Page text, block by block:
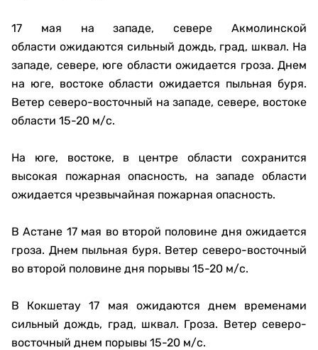
17 мая на западе, севере Акмолинской
области ожидаются сильный дождь, град, шквал. На
западе, севере, юге области ожидается гроза. Днем
на юге, востоке области ожидается пыльная буря.
Ветер северо-восточный на западе, севере, востоке
области 15-20 м/с.
На юге, востоке, в центре области сохранится
высокая пожарная опасность, на западе области
ожидается чрезвычайная пожарная опасность.
В Астане 17 мая во второй половине дня ожидается
гроза. Днем пыльная буря. Ветер северо-восточный
во второй половине дня порывы 15-20 м/с.
В Кокшетау 17 мая ожидаются днем временами
сильный дождь, град, шквал. Гроза. Ветер северо-
восточный днем порывы 15-20 м/с.